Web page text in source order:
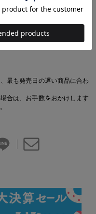
最も発売日の遅い商品に合わ
合は、お手数をおかけします